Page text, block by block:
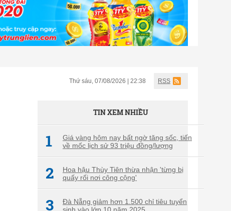
Thứ sáu, 07/08/2026 | 22:38 RSS
TIN XEM NHIỀU
1
Giá vàng hôm nay bất ngờ tăng sốc, tiến
về mốc lịch sử 93 triệu đồng/lượng
2
Hoa hậu Thùy Tiên thừa nhận 'từng bị
quấy rối nơi công cộng'
3
Đà Nẵng giảm hơn 1.500 chỉ tiêu tuyển